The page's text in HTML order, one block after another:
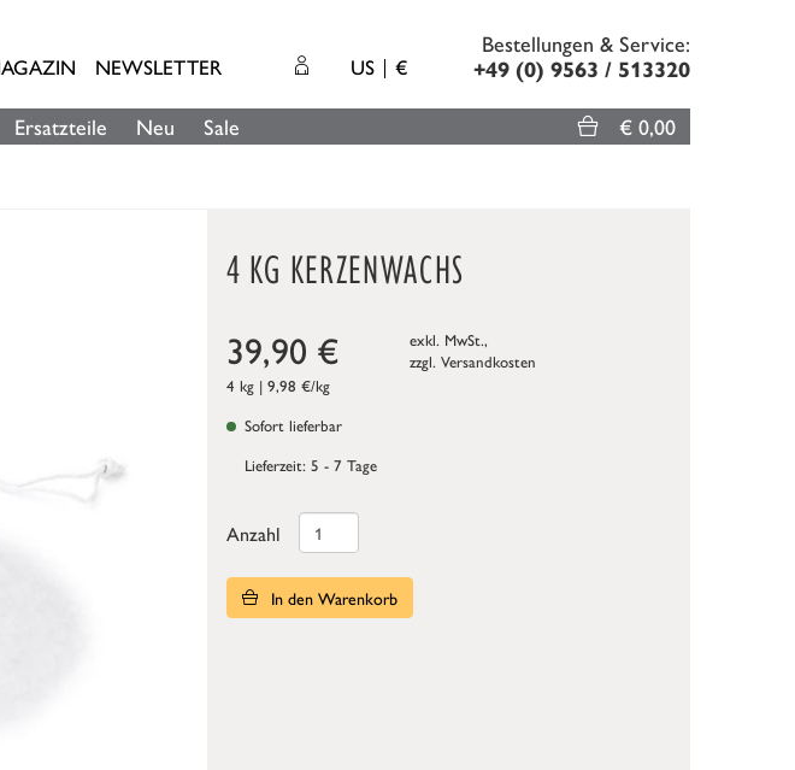
NEWSLETTER US €
Bestellungen & Service:
+49 (0) 9563 / 513320
Ersatzteile Neu Sale € 0,00
4 KG KERZENWACHS
39,90 €
exkl. MwSt.,
zzgl. Versandkosten
4 kg | 9,98 €/kg
Sofort lieferbar
Lieferzeit: 5 - 7 Tage
Anzahl
In den Warenkorb